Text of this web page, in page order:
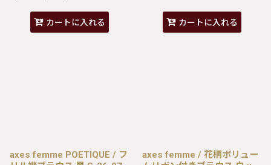
カートに入れる カートに入れる
axes femme POETIQUE / フ
axes femme / 花柄ボリュー